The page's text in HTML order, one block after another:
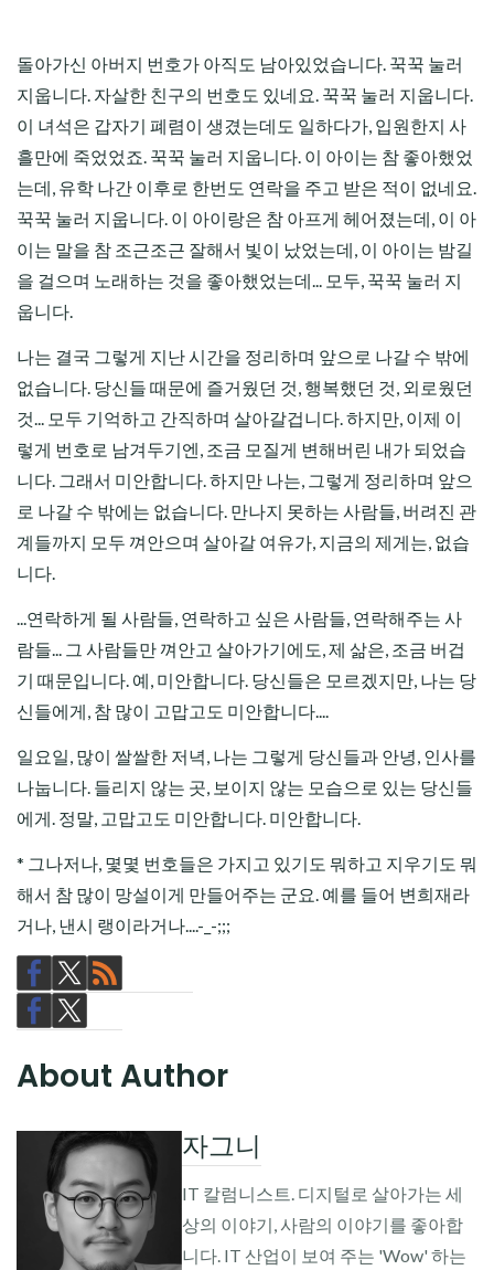
돌아가신 아버지 번호가 아직도 남아있었습니다. 꾹꾹 눌러
지웁니다. 자살한 친구의 번호도 있네요. 꾹꾹 눌러 지웁니다.
이 녀석은 갑자기 폐렴이 생겼는데도 일하다가, 입원한지 사
흘만에 죽었었죠. 꾹꾹 눌러 지웁니다. 이 아이는 참 좋아했었
는데, 유학 나간 이후로 한번도 연락을 주고 받은 적이 없네요.
꾹꾹 눌러 지웁니다. 이 아이랑은 참 아프게 헤어졌는데, 이 아
이는 말을 참 조근조근 잘해서 빛이 났었는데, 이 아이는 밤길
을 걸으며 노래하는 것을 좋아했었는데... 모두, 꾹꾹 눌러 지
웁니다.
나는 결국 그렇게 지난 시간을 정리하며 앞으로 나갈 수 밖에
없습니다. 당신들 때문에 즐거웠던 것, 행복했던 것, 외로웠던
것... 모두 기억하고 간직하며 살아갈겁니다. 하지만, 이제 이
렇게 번호로 남겨두기엔, 조금 모질게 변해버린 내가 되었습
니다. 그래서 미안합니다. 하지만 나는, 그렇게 정리하며 앞으
로 나갈 수 밖에는 없습니다. 만나지 못하는 사람들, 버려진 관
계들까지 모두 껴안으며 살아갈 여유가, 지금의 제게는, 없습
니다.
...연락하게 될 사람들, 연락하고 싶은 사람들, 연락해주는 사
람들... 그 사람들만 껴안고 살아가기에도, 제 삶은, 조금 버겁
기 때문입니다. 예, 미안합니다. 당신들은 모르겠지만, 나는 당
신들에게, 참 많이 고맙고도 미안합니다....
일요일, 많이 쌀쌀한 저녁, 나는 그렇게 당신들과 안녕, 인사를
나눕니다. 들리지 않는 곳, 보이지 않는 모습으로 있는 당신들
에게. 정말, 고맙고도 미안합니다. 미안합니다.
* 그나저나, 몇몇 번호들은 가지고 있기도 뭐하고 지우기도 뭐
해서 참 많이 망설이게 만들어주는 군요. 예를 들어 변희재라
거나, 낸시 랭이라거나....-_-;;;
About Author
자그니
IT 칼럼니스트. 디지털로 살아가는 세
상의 이야기, 사람의 이야기를 좋아합
니다. IT 산업이 보여 주는 'Wow' 하는